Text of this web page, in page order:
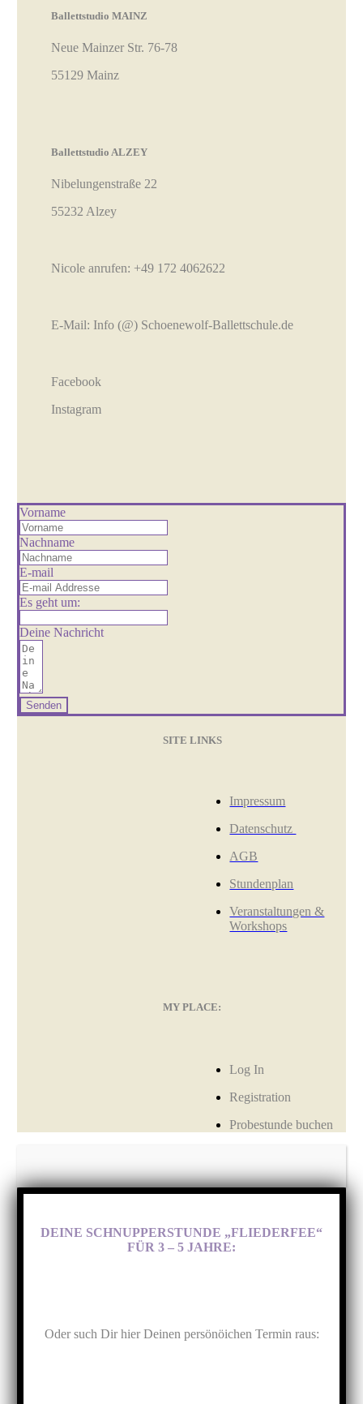
Ballettstudio MAINZ
Neue Mainzer Str. 76-78
55129 Mainz
Ballettstudio ALZEY
Nibelungenstraße 22
55232 Alzey
Nicole anrufen: +49 172 4062622
E-Mail: Info (@) Schoenewolf-Ballettschule.de
Facebook
Instagram
Vorname
Nachname
E-mail
Es geht um:
Deine Nachricht
Senden
SITE LINKS
Impressum
Datenschutz
AGB
Stundenplan
Veranstaltungen &
Workshops
MY PLACE:
Log In
Registration
Probestunde buchen
DEINE SCHNUPPERSTUNDE „FLIEDERFEE“
FÜR 3 – 5 JAHRE:
Oder such Dir hier Deinen persönöichen Termin raus: